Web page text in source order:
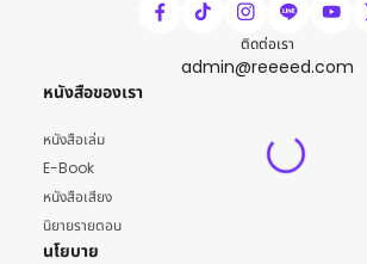
ติดต่อเรา
admin@reeeed.com
หนังสือของเรา
หนังสือเล่ม
E-Book
หนังสือเสียง
นิยายรายตอน
นโยบาย